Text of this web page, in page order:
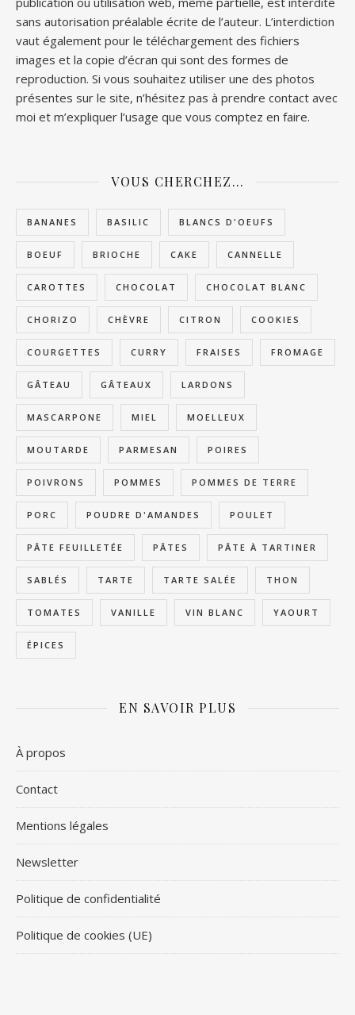
sans autorisation préalable écrite de l’auteur. L’interdiction
vaut également pour le téléchargement des fichiers
images et la copie d’écran qui sont des formes de
reproduction. Si vous souhaitez utiliser une des photos
présentes sur le site, n’hésitez pas à prendre contact avec
moi et m’expliquer l’usage que vous comptez en faire.
VOUS CHERCHEZ…
BANANES BASILIC BLANCS D'OEUFS
BOEUF BRIOCHE CAKE CANNELLE
CAROTTES CHOCOLAT CHOCOLAT BLANC
CHORIZO CHÈVRE CITRON COOKIES
COURGETTES CURRY FRAISES FROMAGE
GÂTEAU GÂTEAUX LARDONS
MASCARPONE MIEL MOELLEUX
MOUTARDE PARMESAN POIRES
POIVRONS POMMES POMMES DE TERRE
PORC POUDRE D'AMANDES POULET
PÂTE FEUILLETÉE PÂTES PÂTE À TARTINER
SABLÉS TARTE TARTE SALÉE THON
TOMATES VANILLE VIN BLANC YAOURT
ÉPICES
EN SAVOIR PLUS
À propos
Contact
Mentions légales
Newsletter
Politique de confidentialité
Politique de cookies (UE)